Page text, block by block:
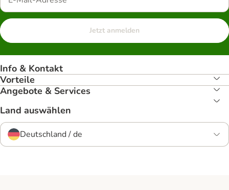
Jetzt anmelden
Info & Kontakt
Vorteile
Angebote & Services
Land auswählen
Deutschland / de